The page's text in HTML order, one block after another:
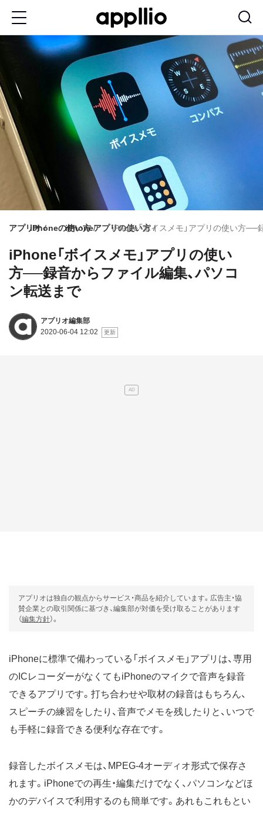
ン
テ
ン
ツ
アプリオiPhoneの使い方iPhoneアプリの使い方iPhone「ボイスメモ」アプリの使い方
iPhone「ボイスメモ」アプリの使い
方──録音からファイル編集、パソコ
ン転送まで
アプリオ編集部
2020-06-04 12:02
アプリオは独自の観点からサービス・商品を紹介しています。広告主・協
賛企業との取引関係に基づき、編集部が対価を受け取ることがあります
（編集方針）。
iPhoneに標準で備わっている「ボイスメモ」アプリは、専用
のICレコーダーがなくてもiPhoneのマイクで音声を録音
できるアプリです。打ち合わせや取材の録音はもちろん、
スピーチの練習をしたり、音声でメモを残したりと、いつで
も手軽に録音できる便利な存在です。
録音したボイスメモは、MPEG-4オーディオ形式で保存さ
れます。iPhoneでの再生・編集だけでなく、パソコンなどほ
かのデバイスで利用するのも簡単です。あれもこれもとい